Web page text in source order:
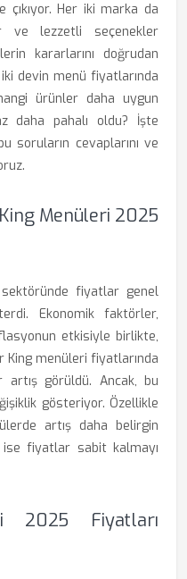
çıkıyor. Her iki marka da
ve lezzetli seçenekler
kararlarını doğrudan
devin menü fiyatlarında
ürünler daha uygun
daha pahalı oldu? İşte
soruların cevaplarını ve
Menüleri 2025
fiyatlar genel
Ekonomik faktörler,
etkisiyle birlikte,
King menüleri fiyatlarında
artış görüldü. Ancak, bu
gösteriyor. Özellikle
artış daha belirgin
fiyatlar sabit kalmayı
2025 Fiyatları